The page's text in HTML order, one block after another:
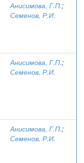
Анисимова, Г.П.;
Семенов, Р.И.
Анисимова, Г.П.;
Семенов, Р.И.
Анисимова, Г.П.;
Семенов, Р.И.